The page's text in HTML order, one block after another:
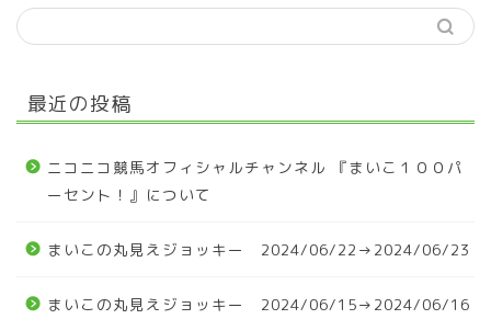
最近の投稿
ニコニコ競馬オフィシャルチャンネル 『まいこ１００パ
ーセント！』について
まいこの丸見えジョッキー 2024/06/22→2024/06/23
まいこの丸見えジョッキー 2024/06/15→2024/06/16